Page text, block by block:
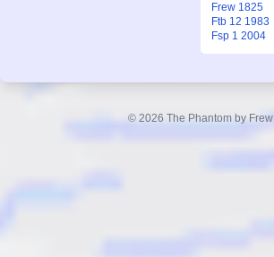
Frew 1825
Ftb 12 1983
Fsp 1 2004
© 2026 The Phantom by Frew